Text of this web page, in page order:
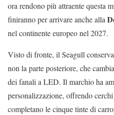
ora rendono più attraente questa
finiranno per arrivare anche alla
nel continente europeo nel 2027.
Visto di fronte, il Seagull
non la parte posteriore, che
dei fanali a LED. Il marchio ha
personalizzazione, offrendo
completano le cinque tinte di